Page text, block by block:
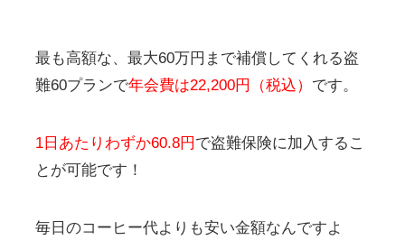
最も高額な、最大60万円まで補償してくれる盗
難60プランで年会費は22,200円（税込） です。
1日あたりわずか60.8円 で盗難保険に加入するこ
とが可能です！
毎日のコーヒー代よりも安い金額なんですよ